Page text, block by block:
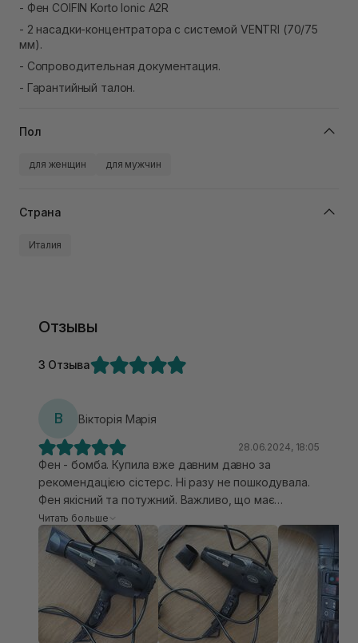
- Фен COIFIN Korto Ionic A2R
- 2 насадки-концентратора с системой VENTRI (70/75
мм).
- Сопроводительная документация.
- Гарантийный талон.
Пол
для женщин для мужчин
Страна
Италия
Отзывы
3 Отзыва
В Вікторія Марія
28.06.2024, 18:05
Фен - бомба. Купила вже давним давно за
рекомендацією сістерс. Ні разу не пошкодувала.
Фен якісний та потужний. Важливо, що має
технологію іонізації, яка дійсно зменшує
електризацію волосся. Мотор( двигун ) фену
знаю, такий самий як і фенах бейбеліс, але ціна
приємніша, і фен нічим не гірший. Він не дуже
важкий, тобто не супер легкий, але і не важкий,
зручно тримати під час сушки. Волосся висушує
доволі швидко, але в мене тонке волосся, я сушу
Читать больше